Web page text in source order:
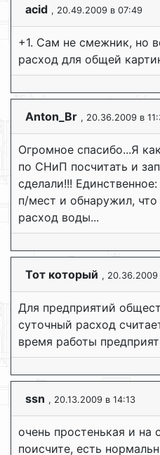
acid , 20.49.2009 в 07:49
+1. Сам не смежник, но
расход для общей
Anton_Br , 20.36.2009 в
Огромное спасибо...Я
по СНиП посчитать и
сделали!!!
п/мест и обнаружил,
расход воды...
Тот который , 20.36.2009
Для предприятий
суточный расход
время работы
ssn , 20.13.2009 в 14:13
очень простенькая и на
поисчите, есть